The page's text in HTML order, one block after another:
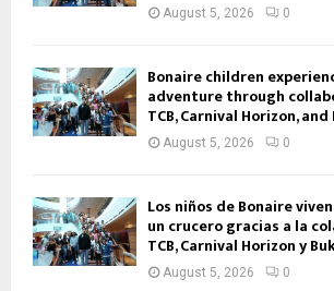
August 5, 2026 0
Bonaire children
adventure through
TCB, Carnival Horizon,
August 5, 2026 0
Los niños de Bonaire
un crucero gracias a la
TCB, Carnival Horizon y
August 5, 2026 0